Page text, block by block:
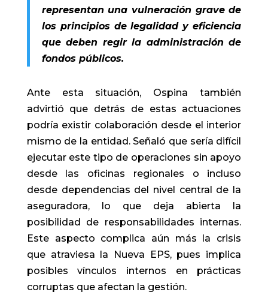
representan una vulneración grave de
los principios de legalidad y eficiencia
que deben regir la administración de
fondos públicos.
Ante esta situación, Ospina también
advirtió que detrás de estas actuaciones
podría existir colaboración desde el interior
mismo de la entidad. Señaló que sería difícil
ejecutar este tipo de operaciones sin apoyo
desde las oficinas regionales o incluso
desde dependencias del nivel central de la
aseguradora, lo que deja abierta la
posibilidad de responsabilidades internas.
Este aspecto complica aún más la crisis
que atraviesa la Nueva EPS, pues implica
posibles vínculos internos en prácticas
corruptas que afectan la gestión.